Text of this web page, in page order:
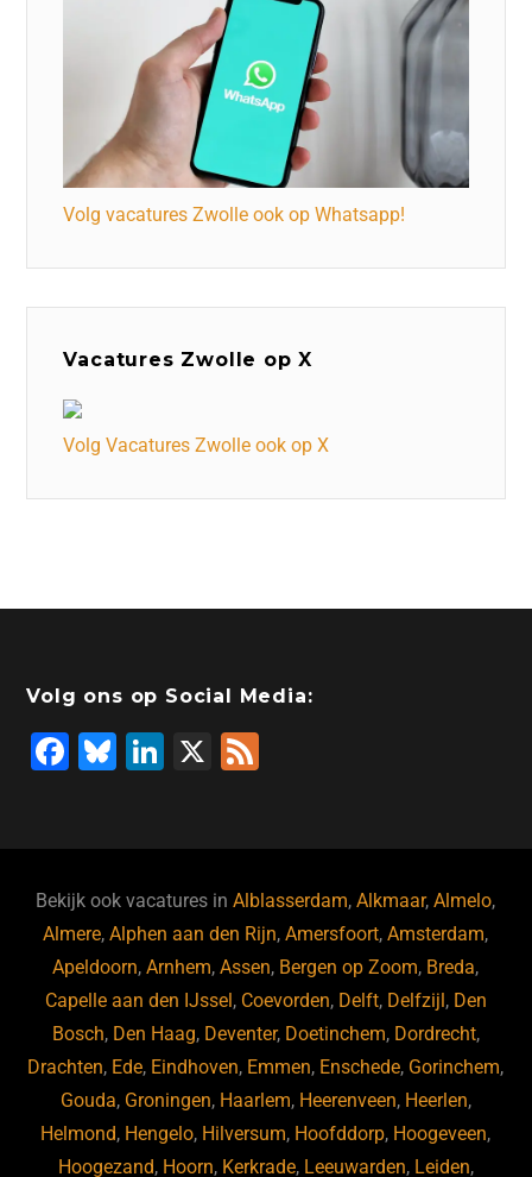
Volg vacatures Zwolle ook op Whatsapp!
Vacatures Zwolle op X
Volg Vacatures Zwolle ook op X
Volg ons op Social Media:
F
b
o
o
k
Bl
ky
Li
dI
n
X
Bekijk ook vacatures inAlblasserdam,Alkmaar,Almelo,
Almere,Alphen aan den Rijn,Amersfoort,Amsterdam,
Apeldoorn,Arnhem,Assen, Bergen op Zoom, Breda,
Capelle aan den IJssel , Coevorden, Delft, Delfzijl , Den
Bosch, Den Haag, Deventer, Doetinchem, Dordrecht,
Drachten, Ede, Eindhoven, Emmen, Enschede, Gorinchem,
Gouda, Groningen, Haarlem, Heerenveen, Heerlen,
Helmond, Hengelo, Hilversum, Hoofddorp, Hoogeveen,
Hoogezand, Hoorn, Kerkrade, Leeuwarden, Leiden,